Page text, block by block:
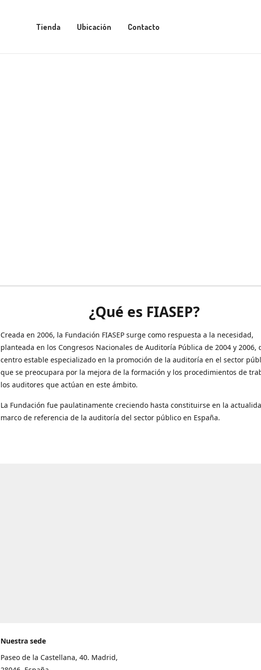
Tienda Ubicación Contacto
¿Qué es FIASEP?
Creada en 2006, la Fundación FIASEP surge como respuesta a la necesidad,
planteada en los Congresos Nacionales de Auditoría Pública de 2004 y 2006,
centro estable especializado en la promoción de la auditoría en el sector
que se preocupara por la mejora de la formación y los procedimientos de
los auditores que actúan en este ámbito.
La Fundación fue paulatinamente creciendo hasta constituirse en la
marco de referencia de la auditoría del sector público en España.
Nuestra sede
Paseo de la Castellana, 40. Madrid,